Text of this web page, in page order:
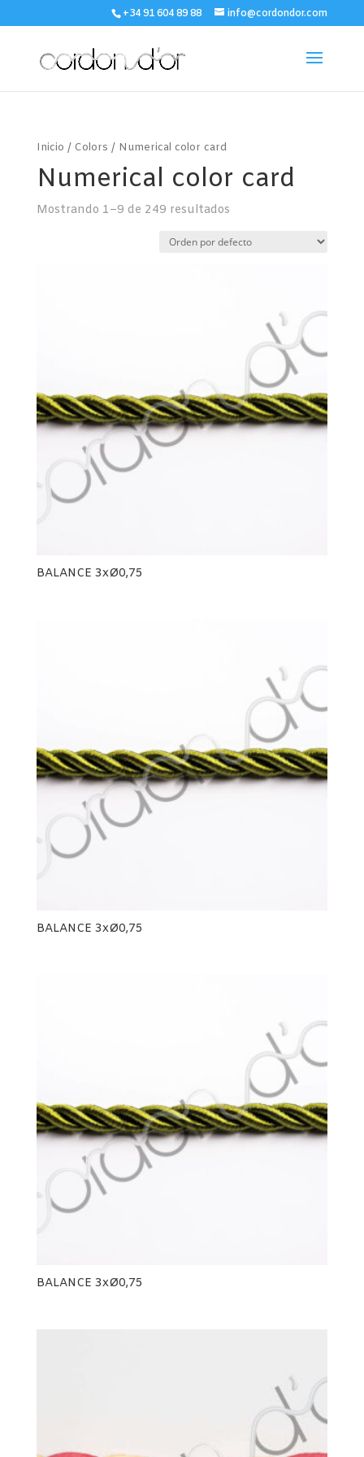
+34 91 604 89 88 info@cordondor.com
Inicio / Colors / Numerical color card
Numerical color card
Mostrando 1–9 de 249 resultados
BALANCE 3xØ0,75
BALANCE 3xØ0,75
BALANCE 3xØ0,75